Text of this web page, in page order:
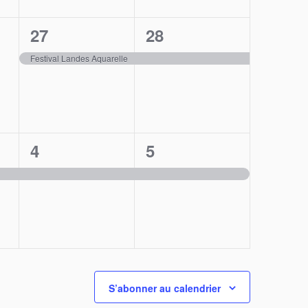
1
évènement,
27
Festival Landes Aquarelle
1
évènement,
28
1
évènement,
4
1
évènement,
5
S’abonner au calendrier